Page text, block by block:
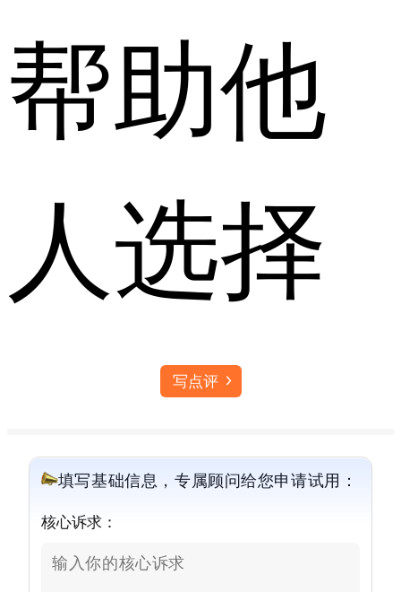
帮助他
人选择
写点评
填写基础信息，专属顾问给您申请试用：
核心诉求：